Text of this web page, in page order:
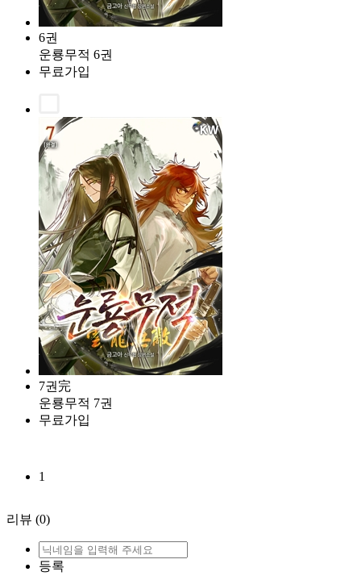
6권
운룡무적 6권
무료가입
7권完
운룡무적 7권
무료가입
1
리뷰 (0)
등록